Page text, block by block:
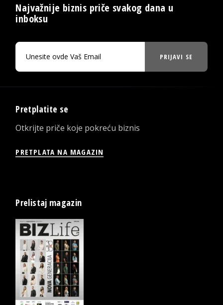
Najvažnije biznis priče svakog dana u
inboksu
PRIJAVI SE
Pretplatite se
Otkrijte priče koje pokreću biznis
PRETPLATA NA MAGAZIN
Prelistaj magazin